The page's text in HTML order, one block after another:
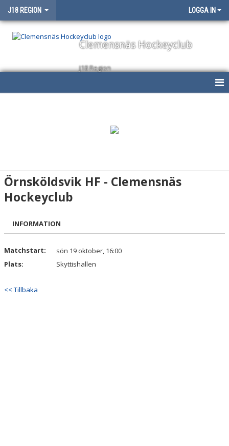
J18 REGION LOGGA IN
Clemensnäs Hockeyclub
J18 Region
TRUPPEN
DOKUMENT
Örnsköldsvik HF - Clemensnäs
Hockeyclub
INFORMATION
Matchstart:
sön 19 oktober, 16:00
Plats:
Skyttishallen
<< Tillbaka